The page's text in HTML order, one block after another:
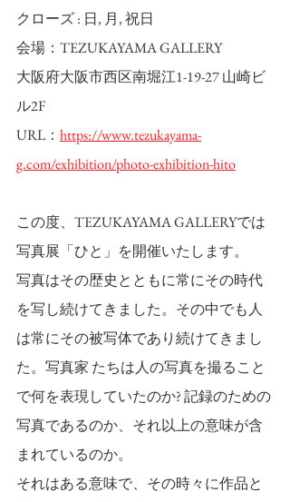
クローズ : 日, 月, 祝日
会場：TEZUKAYAMA GALLERY
大阪府大阪市西区南堀江1-19-27 山崎ビ
ル2F
URL： https://www.tezukayama-
g.com/exhibition/photo-exhibition-hito
この度、TEZUKAYAMA GALLERYでは
写真展「ひと」を開催いたします。
写真はその歴史とともに常にその時代
を写し続けてきました。その中でも人
は常にその被写体であり続けてきまし
た。写真家 たちは人の写真を撮ること
で何を表現していたのか? 記録のための
写真であるのか、それ以上の意味が含
まれているのか。
それはある意味で、その時々に作品と